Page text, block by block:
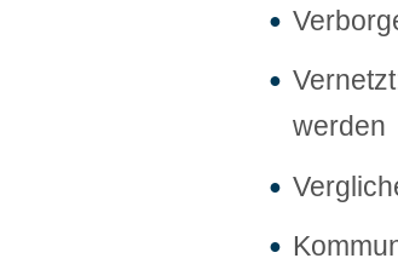
werden